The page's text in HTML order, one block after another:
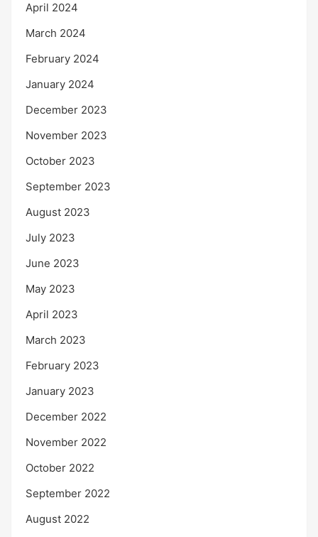
April 2024
March 2024
February 2024
January 2024
December 2023
November 2023
October 2023
September 2023
August 2023
July 2023
June 2023
May 2023
April 2023
March 2023
February 2023
January 2023
December 2022
November 2022
October 2022
September 2022
August 2022